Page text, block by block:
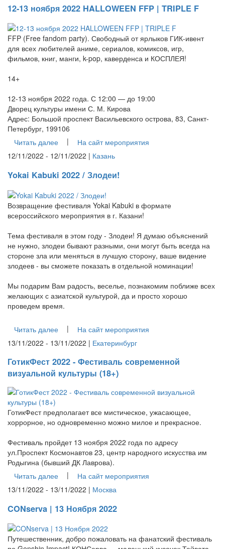
12-13 ноября 2022 HALLOWEEN FFP | TRIPLE F
FFP (Free fandom party). Свободный от ярлыков ГИК-ивент
для всех любителей аниме, сериалов, комиксов, игр,
фильмов, книг, манги, k-pop, каверденса и КОСПЛЕЯ!
14+
12-13 ноября 2022 года. С 12:00 — до 19:00
Дворец культуры имени С. М. Кирова
Адрес: Большой проспект Васильевского острова, 83, Санкт-
Петербург, 199106
Читать далее
|
На сайт мероприятия
12/11/2022 - 12/11/2022 | Казань
Yokai Kabuki 2022 / Злодеи!
Возвращение фестиваля Yokai Kabuki в формате
всероссийского мероприятия в г. Казани!
Тема фестиваля в этом году - Злодеи! Я думаю объяснений
не нужно, злодеи бывают разными, они могут быть всегда на
стороне зла или меняться в лучшую сторону, ваше видение
злодеев - вы сможете показать в отдельной номинации!
Мы подарим Вам радость, веселье, познакомим поближе всех
желающих с азиатской культурой, да и просто хорошо
проведем время.
Читать далее |
На сайт мероприятия
13/11/2022 - 13/11/2022 | Екатеринбург
ГотикФест 2022 - Фестиваль современной
визуальной культуры (18+)
ГотикФест предполагает все мистическое, ужасающее,
хоррорное, но одновременно можно милое и прекрасное.
Фестиваль пройдет 13 ноября 2022 года по адресу
ул.Проспект Космонавтов 23, центр народного искусства им
Родыгина (бывший ДК Лаврова).
Читать далее
|
На сайт мероприятия
13/11/2022 - 13/11/2022 | Москва
CONserva | 13 Ноября 2022
Путешественник, добро пожаловать на фанатский фестиваль